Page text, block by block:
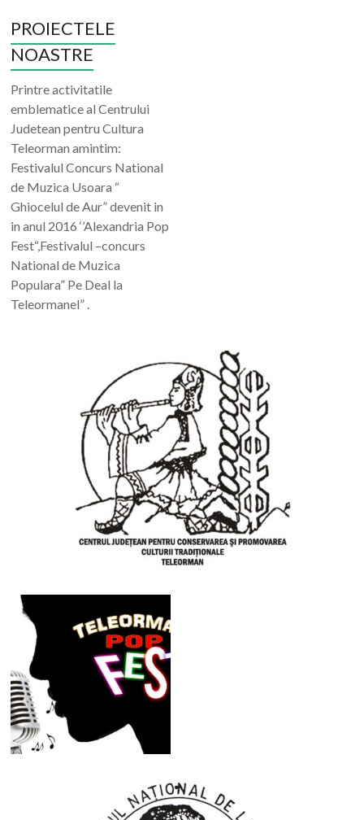
PROIECTELE
NOASTRE
Printre activitatile
emblematice al Centrului
Judetean pentru Cultura
Teleorman amintim:
Festivalul Concurs National
de Muzica Usoara “
Ghiocelul de Aur” devenit in
in anul 2016 ‘’Alexandria Pop
Fest“,Festivalul –concurs
National de Muzica
Populara” Pe Deal la
Teleormanel” .